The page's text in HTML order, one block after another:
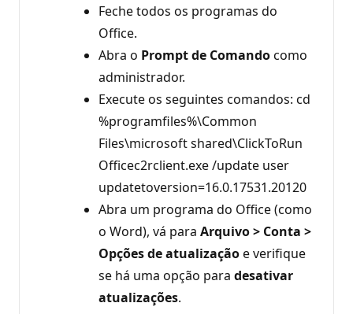
Feche todos os programas do
Office.
Abra o Prompt de Comandocomo
administrador.
Execute os seguintes comandos: cd
%programfiles%\Common
Files\microsoft shared\ClickToRun
Officec2rclient.exe /update user
updatetoversion=16.0.17531.20120
Abra um programa do Office (como
o Word), vá para Arquivo > Conta >
Opções de atualizaçãoe verifique
se há uma opção para desativar
atualizações.